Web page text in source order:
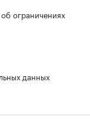
ограничениях
данных